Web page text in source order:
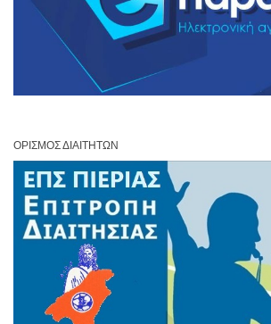
ΟΡΙΣΜΌΣ ΔΙΑΙΤΗΤΏΝ